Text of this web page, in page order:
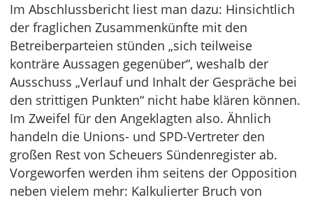
Im Abschlussbericht liest man dazu: Hinsichtlich
der fraglichen Zusammenkünfte mit den
Betreiberparteien stünden „sich teilweise
konträre Aussagen gegenüber“, weshalb der
Ausschuss „Verlauf und Inhalt der Gespräche bei
den strittigen Punkten“ nicht habe klären können.
Im Zweifel für den Angeklagten also. Ähnlich
handeln die Unions- und SPD-Vertreter den
großen Rest von Scheuers Sündenregister ab.
Vorgeworfen werden ihm seitens der Opposition
neben vielem mehr: Kalkulierter Bruch von